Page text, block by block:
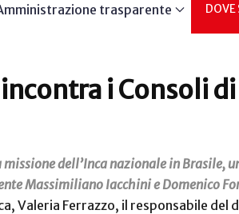
trasparente
i Consoli di
dell’Inca nazionale in Brasile,
Massimiliano Iacchini e Domenico
Valeria Ferrazzo, il responsabile